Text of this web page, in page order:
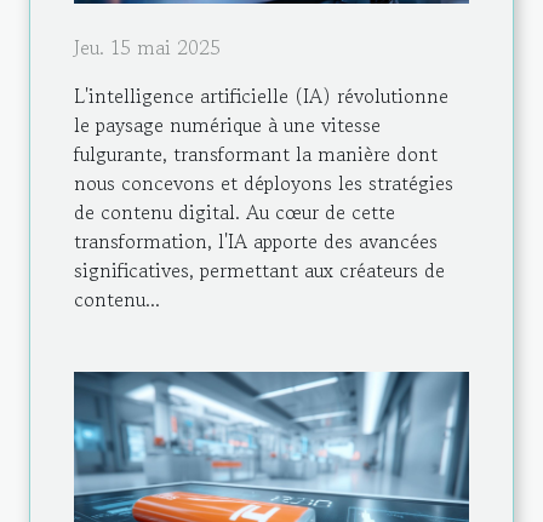
Jeu. 15 mai 2025
L'intelligence artificielle (IA) révolutionne
le paysage numérique à une vitesse
fulgurante, transformant la manière dont
nous concevons et déployons les stratégies
de contenu digital. Au cœur de cette
transformation, l'IA apporte des avancées
significatives, permettant aux créateurs de
contenu...